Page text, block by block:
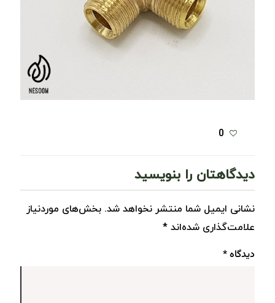
0
دیدگاهتان را بنویسید
نشانی ایمیل شما منتشر نخواهد شد. بخش‌های موردنیاز
علامت‌گذاری شده‌اند *
دیدگاه*